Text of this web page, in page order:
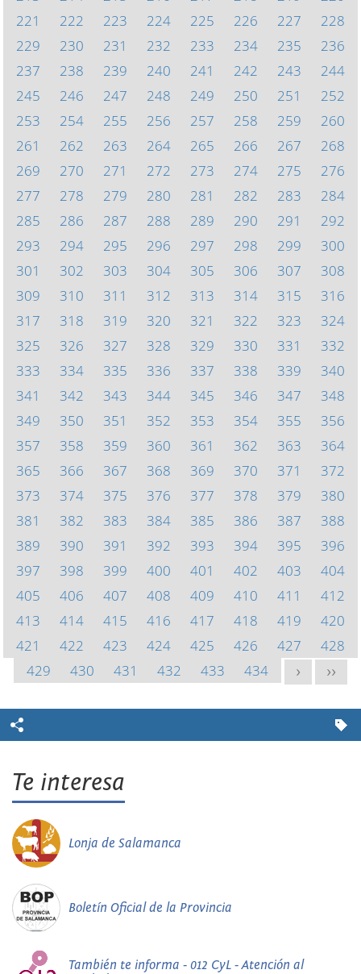
221
222 223 224 225 226 227
228
229
230 231 232 233 234 235
236
237
238 239 240 241 242 243
244
245
246 247 248 249 250 251
252
253
254 255 256 257 258 259
260
261
262 263 264 265 266 267
268
269
270 271 272 273 274 275
276
277
278 279 280 281 282 283
284
285
286 287 288 289 290 291
292
293
294 295 296 297 298 299
300
301
302 303 304 305 306 307
308
309
310 311 312 313 314 315
316
317
318 319 320 321 322 323
324
325
326 327 328 329 330 331
332
333
334 335 336 337 338 339
340
341
342 343 344 345 346 347
348
349
350 351 352 353 354 355
356
357
358 359 360 361 362 363
364
365
366 367 368 369 370 371
372
373
374 375 376 377 378 379
380
381
382 383 384 385 386 387
388
389
390 391 392 393 394 395
396
397
398 399 400 401 402 403
404
405
406 407 408 409 410 411
412
413
414 415 416 417 418 419
420
421
422 423 424 425 426 427
428
429
430 431 432 433 434 > >>
Te interesa
Lonja de Salamanca
Boletín Oficial de la Provincia
También te informa - 012 CyL - Atención al